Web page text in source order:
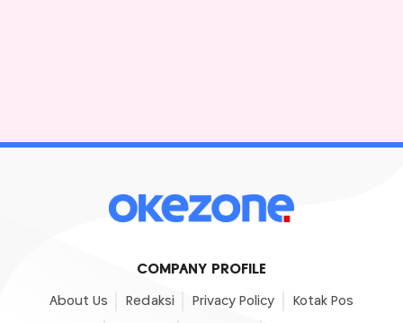
COMPANY PROFILE
About Us Redaksi Privacy Policy Kotak Pos